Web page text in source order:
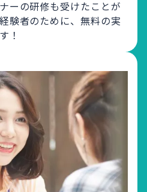
ーの研修も受けたことが
験者のために、無料の実
！